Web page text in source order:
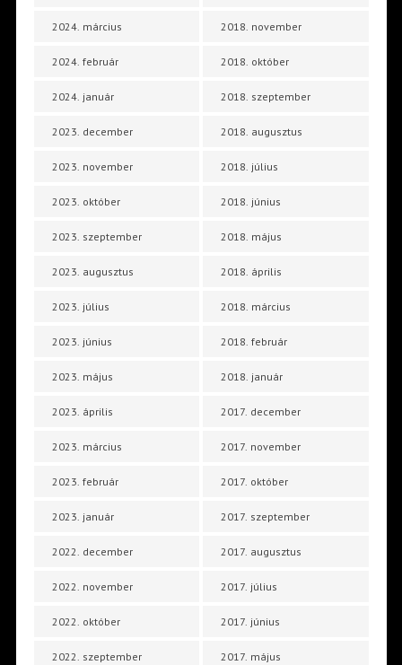
2024. március
2024. február
2024. január
2023. december
2023. november
2023. október
2023. szeptember
2023. augusztus
2023. július
2023. június
2023. május
2023. április
2023. március
2023. február
2023. január
2022. december
2022. november
2022. október
2022. szeptember
2018. november
2018. október
2018. szeptember
2018. augusztus
2018. július
2018. június
2018. május
2018. április
2018. március
2018. február
2018. január
2017. december
2017. november
2017. október
2017. szeptember
2017. augusztus
2017. július
2017. június
2017. május